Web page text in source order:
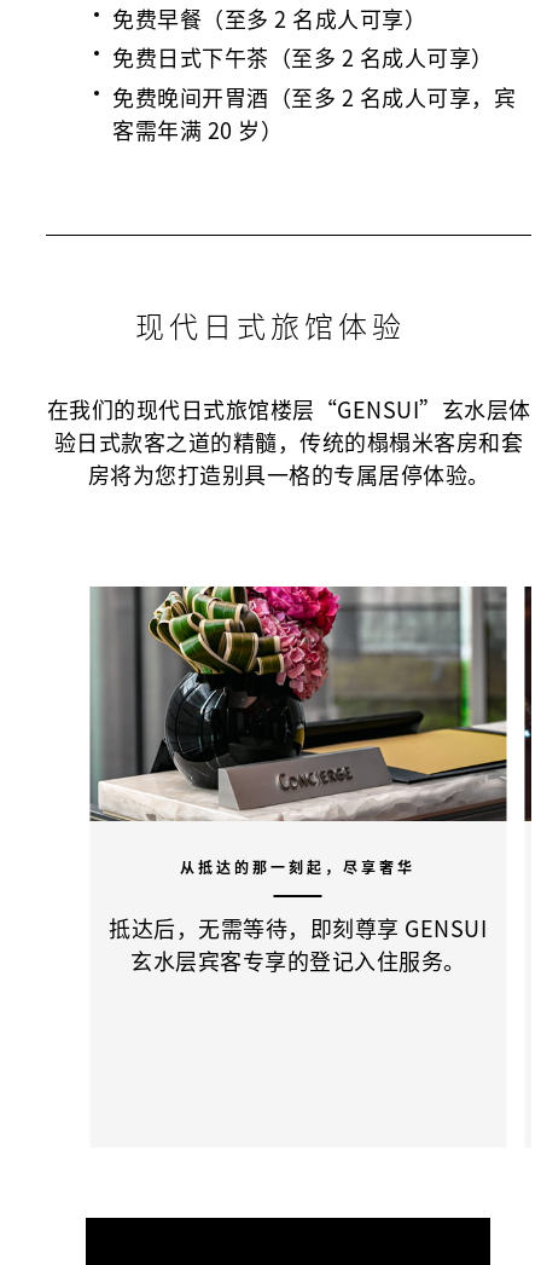
免费早餐（至多 2 名成人可享）
免费日式下午茶（至多 2 名成人可享）
免费晚间开胃酒（至多 2 名成人可享，宾
客需年满 20 岁）
现代日式旅馆体验
在我们的现代日式旅馆楼层“GENSUI”玄水层体
验日式款客之道的精髓，传统的榻榻米客房和套
房将为您打造别具一格的专属居停体验。
从抵达的那一刻起，尽享奢华
抵达后，无需等待，即刻尊享 GENSUI
玄水层宾客专享的登记入住服务。